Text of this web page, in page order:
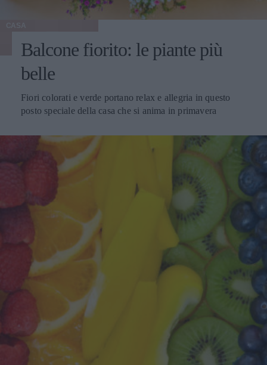
Balcone fiorito: le piante più
belle
Fiori colorati e verde portano relax e allegria in questo
posto speciale della casa che si anima in primavera